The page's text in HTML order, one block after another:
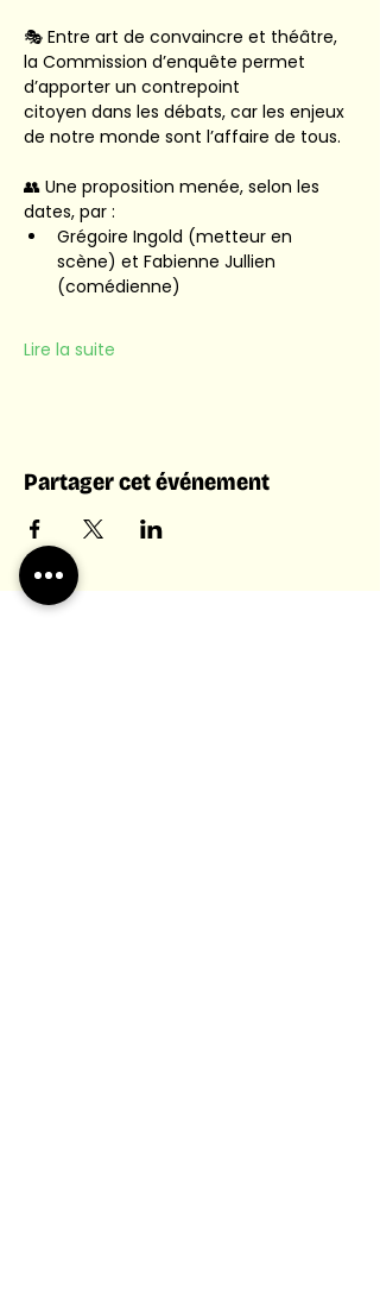
🎭 Entre art de convaincre et théâtre,
la Commission d’enquête permet
d’apporter un contrepoint
citoyen dans les débats, car les enjeux
de notre monde sont l’affaire de tous.
👥 Une proposition menée, selon les
dates, par :
Grégoire Ingold (metteur en
scène) et Fabienne Jullien
(comédienne)
Lire la suite
Partager cet événement